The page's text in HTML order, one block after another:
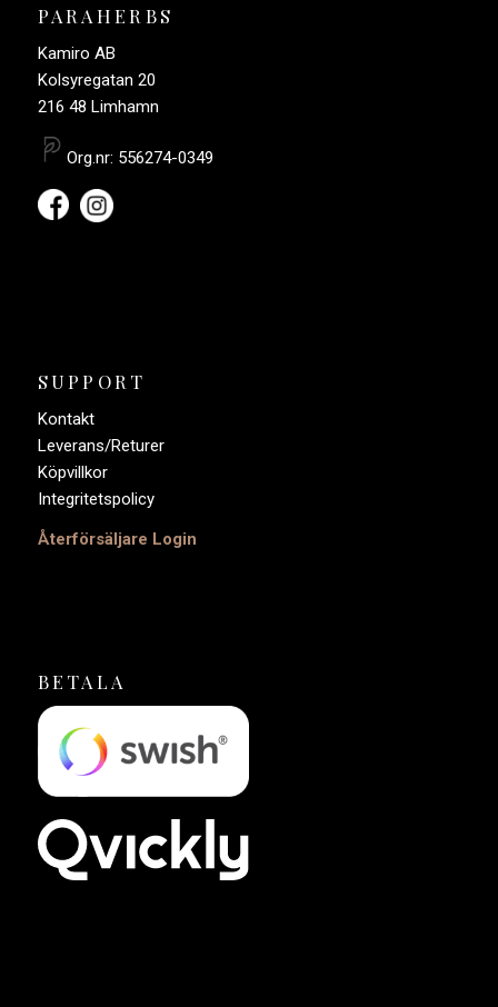
PARAHERBS
Kamiro AB
Kolsyregatan 20
216 48 Limhamn
Org.nr: 556274-0349
SUPPORT
Kontakt
Leverans/Returer
Köpvillkor
Integritetspolicy
Återförsäljare Login
BETALA